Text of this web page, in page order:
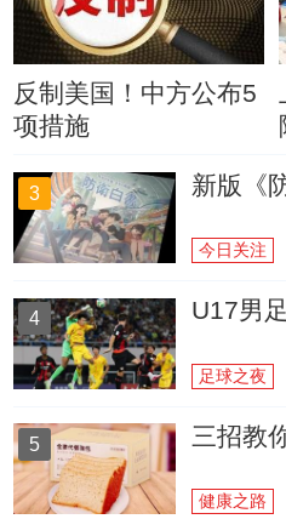
反制美国！中方公布5
项措施
3 新版《
今日关注
4 U17男
足球之夜
5 三招教
健康之路